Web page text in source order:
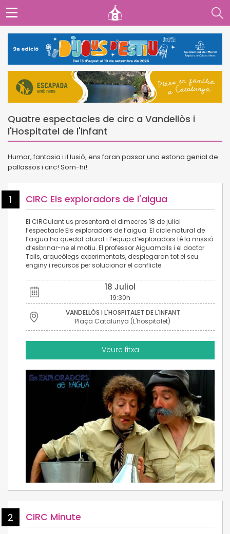
Quatre espectacles de circ a Vandellòs i
l'Hospitatel de l'Infant
Humor, fantasia i il·lusió, ens faran passar una estona genial de
pallassos i circ! Som-hi!
1 CIRC Els exploradors de l'aigua
El CIRCulant us presentarà el dimecres 18 de juliol
l’espectacle Els exploradors de l’aigua: El cicle natural de
l’aigua ha quedat aturat i l’equip d’exploradors té la missió
d’esbrinar-ne el motiu. El professor Aiguamolls i el doctor
Tolls, arqueòlegs experimentats, desplegaran tot el seu
enginy i recursos per solucionar el conflicte.
18 Juliol
19:30h
VANDELLÒS I L'HOSPITALET DE L'INFANT
Plaça Catalunya (L'hospitalet)
Veure fitxa
2 CIRC Minute